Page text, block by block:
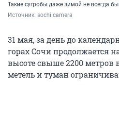
Такие сугробы даже зимой не всегда
Источник: sochi.camera
31 мая, за день до
горах Сочи продолжается
высоте свыше 2200 метров
метель и туман